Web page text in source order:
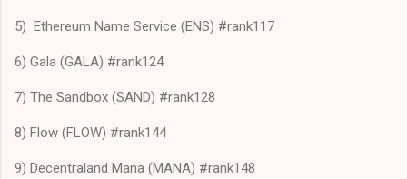
5) Ethereum Name Service (ENS) #rank117
6) Gala (GALA) #rank124
7) The Sandbox (SAND) #rank128
8) Flow (FLOW) #rank144
9) Decentraland Mana (MANA) #rank148